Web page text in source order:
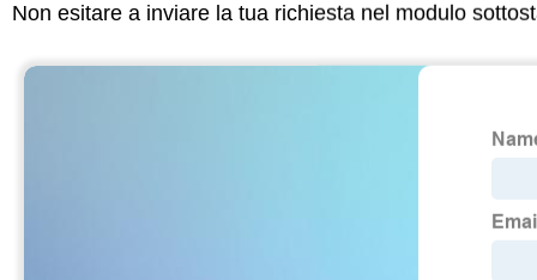
Non esitare a inviare la tua richiesta nel modulo